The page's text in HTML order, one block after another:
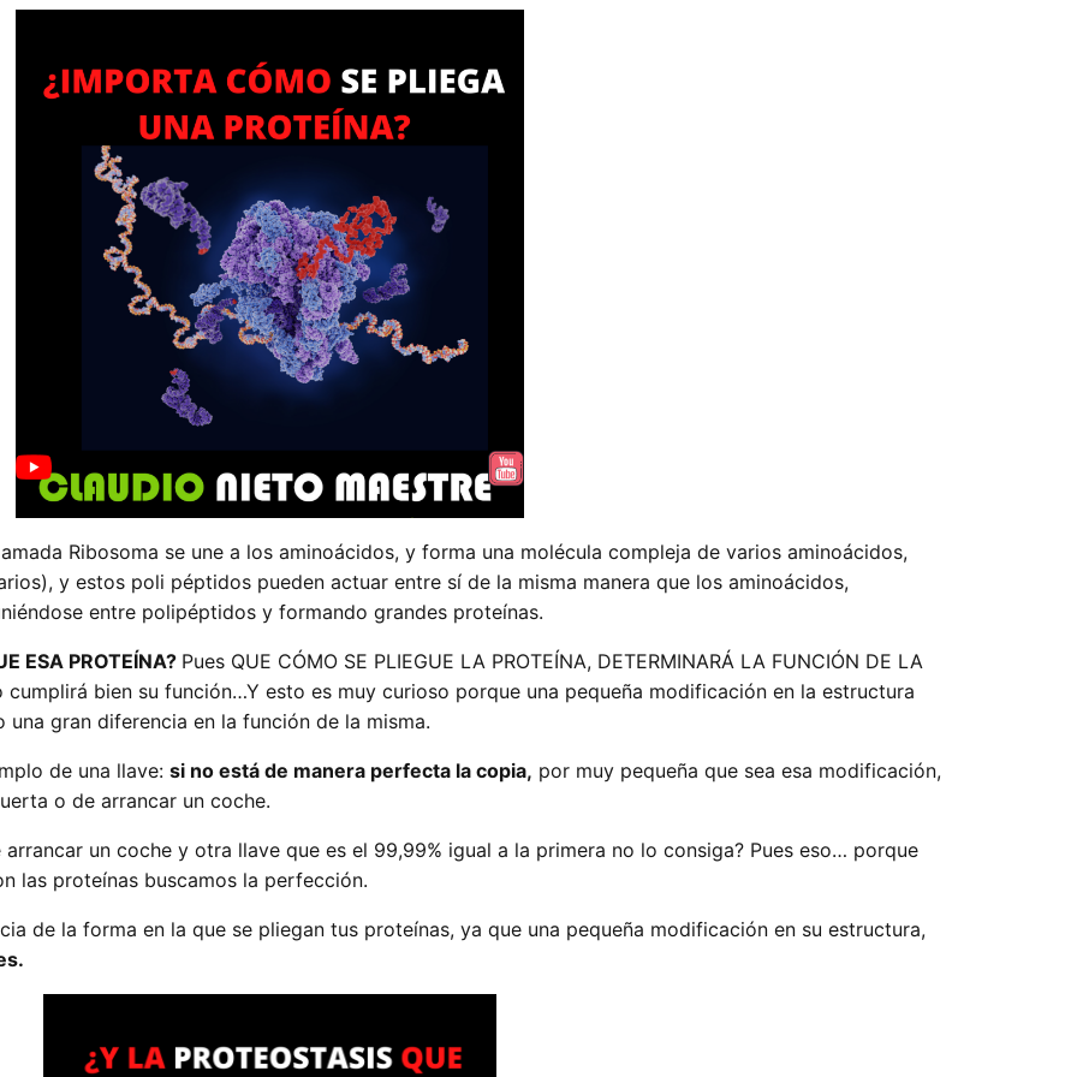
Ribosoma se une a los aminoácidos, y forma una molécula compleja de varios aminoácidos,
y estos poli péptidos pueden actuar entre sí de la misma manera que los aminoácidos,
entre polipéptidos y formando grandes proteínas.
ESA PROTEÍNA? Pues QUE CÓMO SE PLIEGUE LA PROTEÍNA, DETERMINARÁ LA FUNCIÓN DE LA
cumplirá bien su función…Y esto es muy curioso porque una pequeña modificación en la estructura
gran diferencia en la función de la misma.
de una llave: si no está de manera perfecta la copia, por muy pequeña que sea esa modificación,
o de arrancar un coche.
un coche y otra llave que es el 99,99% igual a la primera no lo consiga? Pues eso… porque
las proteínas buscamos la perfección.
de la forma en la que se pliegan tus proteínas, ya que una pequeña modificación en su estructura,